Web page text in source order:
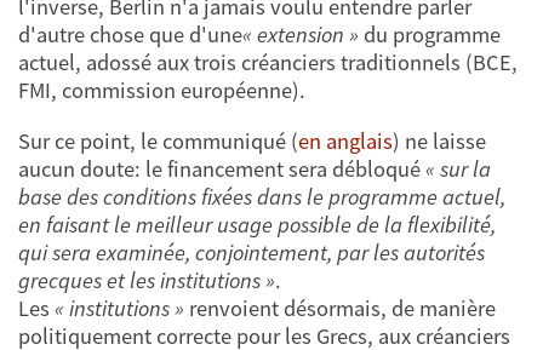
l'inverse, Berlin n'a jamais voulu entendre parler
d'autre chose que d'une« extension » du programme
actuel, adossé aux trois créanciers traditionnels (BCE,
FMI, commission européenne).
Sur ce point, le communiqué (en anglais) ne laisse
aucun doute: le financement sera débloqué« sur la
base des conditions fixées dans le programme actuel,
en faisant le meilleur usage possible de la flexibilité,
qui sera examinée, conjointement, par les autorités
grecques et les institutions ».
Les « institutions » renvoient désormais, de manière
politiquement correcte pour les Grecs, aux créanciers